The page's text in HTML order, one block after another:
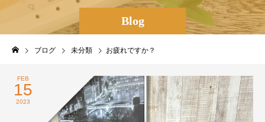
Blog
ブログ 未分類 お疲れですか？
FEB
15
2023